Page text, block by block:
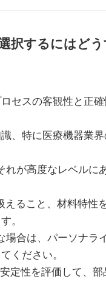
択するにはど
セスの客観性と正
、特に医療機器業
が高度なレベルに
ること、材料特性
。
合は、パーソナラ
ください。
定性を評価して、部